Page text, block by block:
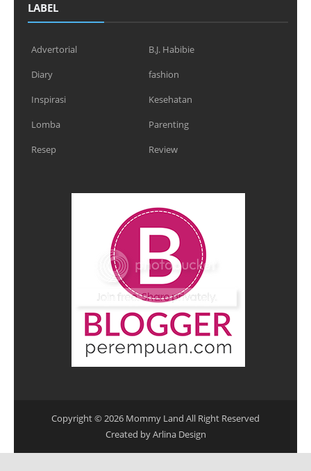
LABEL
Advertorial
B.J. Habibie
Diary
fashion
Inspirasi
Kesehatan
Lomba
Parenting
Resep
Review
Copyright ©2026 Mommy Land All Right Reserved
Created byArlina Design